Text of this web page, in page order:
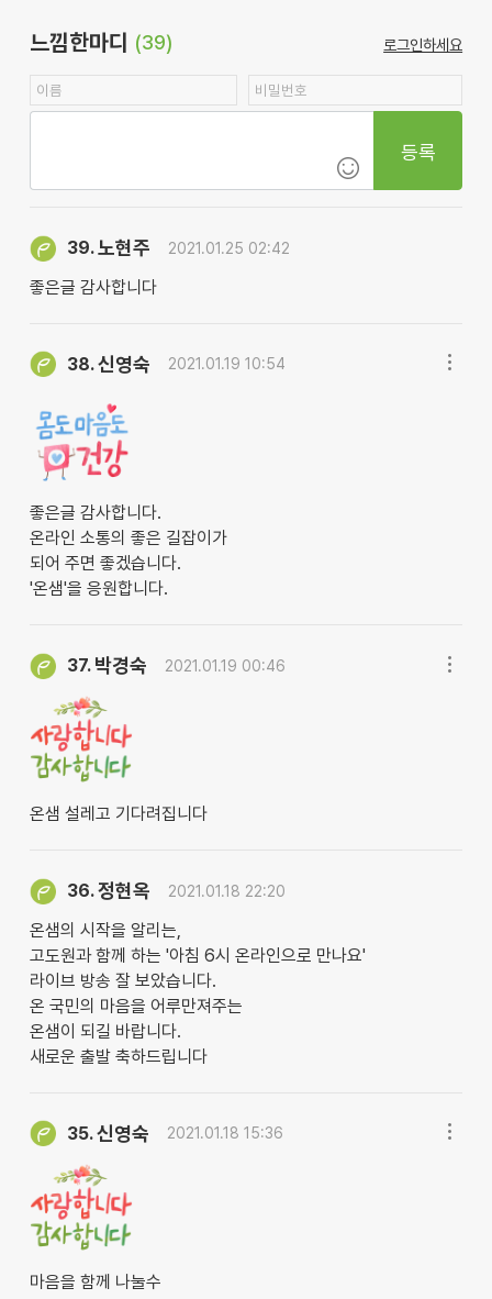
느낌한마디 (39) 로그인하세요
등록
39.노현주 2021.01.25 02:42
좋은글 감사합니다
38.신영숙 2021.01.19 10:54
좋은글 감사합니다.
온라인 소통의 좋은 길잡이가
되어 주면 좋겠습니다.
'온샘'을 응원합니다.
37. 박경숙 2021.01.19 00:46
온샘 설레고 기다려집니다
36.정현옥 2021.01.18 22:20
온샘의 시작을 알리는,
고도원과 함께 하는 '아침 6시 온라인으로 만나요'
라이브 방송 잘 보았습니다.
온 국민의 마음을 어루만져주는
온샘이 되길 바랍니다.
새로운 출발 축하드립니다
35.신영숙 2021.01.18 15:36
마음을 함께 나눌수